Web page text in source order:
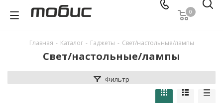
0
Главная - Каталог - Гаджеты - Свет/настольные/лампы
Свет/настольные/лампы
Фильтр